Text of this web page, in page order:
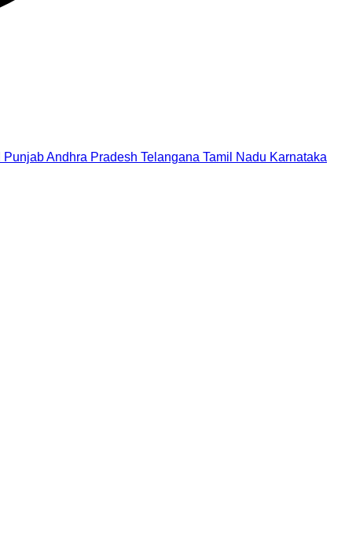
PunjabAndhra Pradesh Telangana Tamil Nadu Karnataka